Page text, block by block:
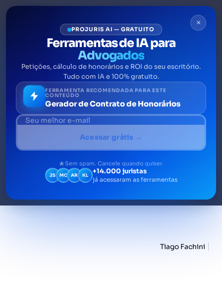
Art. 330 CPC: Indeferimento
da Petição Inicial
O artigo 330 do Novo Código de Processo
Civil é aquele responsável por dispor acerca
das hipóteses de indeferimento da petição
Tiago Fachini
×
PROJURIS AI — GRATUITO
Ferramentas de IA para
Advogados
Petições, cálculo de honorários e ROI do seu escritório.
Tudo com IA e 100% gratuito.
FERRAMENTA RECOMENDADA PARA ESTE
CONTEÚDO
Gerador de Contrato de Honorários
Acessar grátis →
Sem spam. Cancele quando quiser.
JS MC AR KL +14.000 juristas
já acessaram as ferramentas